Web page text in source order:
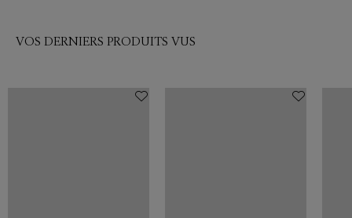
VOS DERNIERS PRODUITS VUS